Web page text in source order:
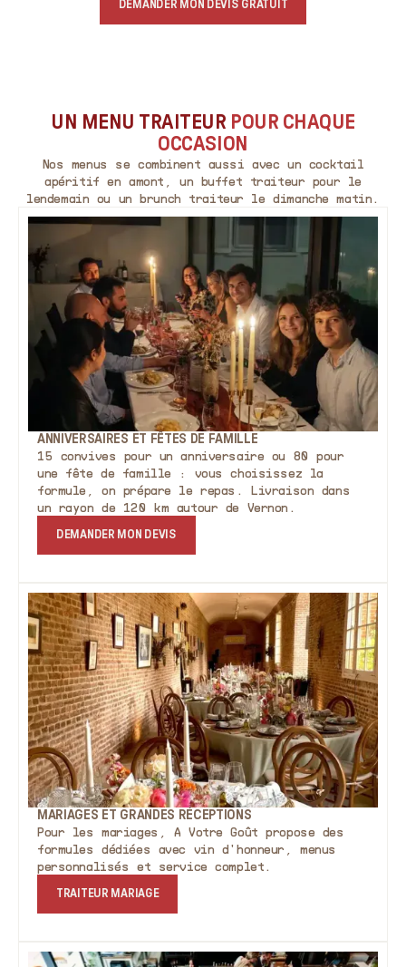
DEMANDER MON DEVIS GRATUIT
UN MENU TRAITEUR POUR CHAQUE
OCCASION
Nos menus se combinent aussi avec un cocktail
apéritif en amont, un buffet traiteur pour le
lendemain ou un brunch traiteur le dimanche matin.
ANNIVERSAIRES ET FÊTES DE FAMILLE
15 convives pour un anniversaire ou 80 pour
une fête de famille : vous choisissez la
formule, on prépare le repas. Livraison dans
un rayon de 120 km autour de Vernon.
DEMANDER MON DEVIS
MARIAGES ET GRANDES RÉCEPTIONS
Pour les mariages, A Votre Goût propose des
formules dédiées avec vin d'honneur, menus
personnalisés et service complet.
TRAITEUR MARIAGE